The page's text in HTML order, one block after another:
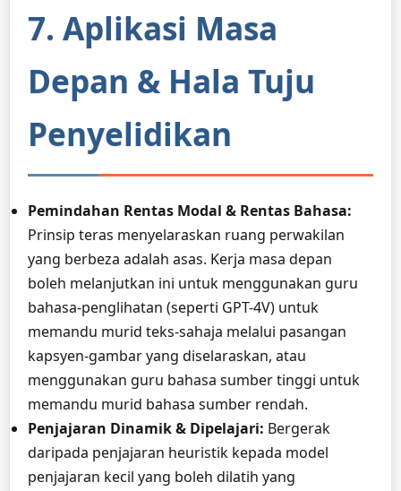
7. Aplikasi Masa
Depan & Hala Tuju
Penyelidikan
Pemindahan Rentas Modal & Rentas Bahasa:
Prinsip teras menyelaraskan ruang perwakilan
yang berbeza adalah asas. Kerja masa depan
boleh melanjutkan ini untuk menggunakan guru
bahasa-penglihatan (seperti GPT-4V) untuk
memandu murid teks-sahaja melalui pasangan
kapsyen-gambar yang diselaraskan, atau
menggunakan guru bahasa sumber tinggi untuk
memandu murid bahasa sumber rendah.
Penjajaran Dinamik & Dipelajari: Bergerak
daripada penjajaran heuristik kepada model
penjajaran kecil yang boleh dilatih yang